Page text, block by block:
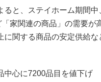
と、ステイホーム期間
家関連の商品」の需要が
に関する商品の安定供給
中心に7200品目を値下げ